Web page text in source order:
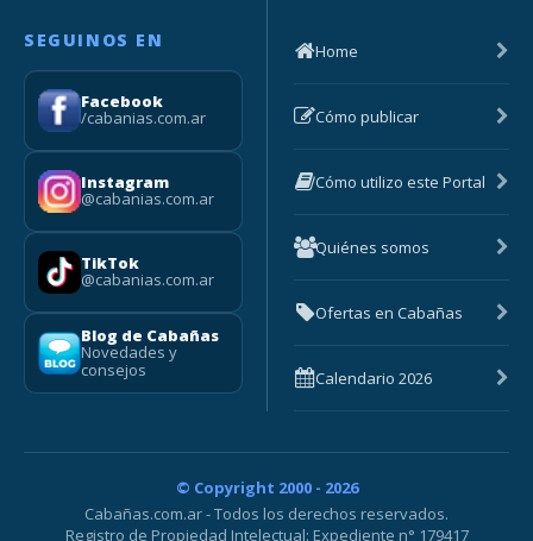
SEGUINOS EN
Facebook
/cabanias.com.ar
Instagram
@cabanias.com.ar
TikTok
@cabanias.com.ar
Blog de Cabañas
Novedades y
consejos
Home
Cómo publicar
Cómo utilizo este Portal
Quiénes somos
Ofertas en Cabañas
Calendario 2026
© Copyright 2000 - 2026
Cabañas.com.ar - Todos los derechos reservados.
Registro de Propiedad Intelectual: Expediente n° 179417